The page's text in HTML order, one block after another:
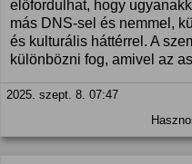
előfordulhat, hogy
más DNS-sel és nemmel,
és kulturális háttérrel. A
különbözni fog, amivel az
2025. szept. 8. 07:47